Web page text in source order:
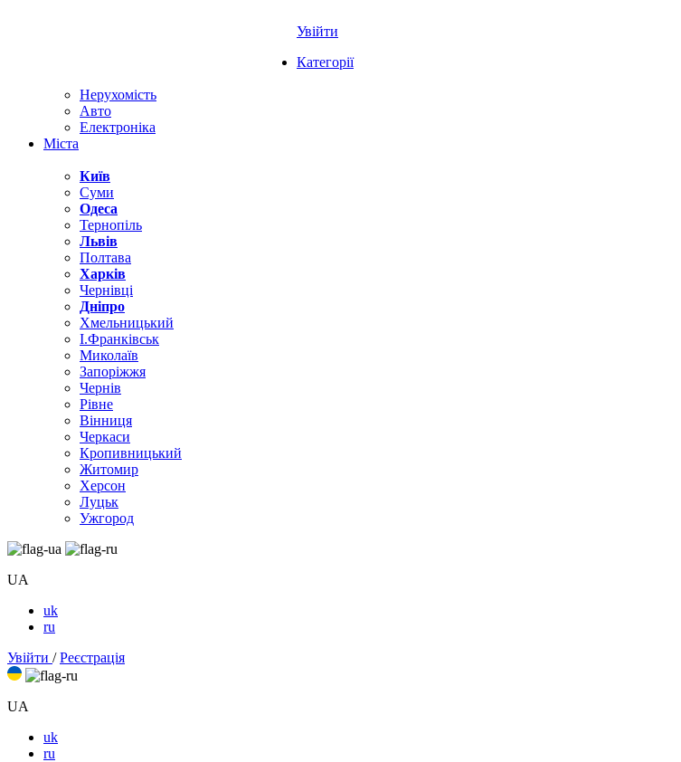
Увійти
Категорії
Нерухомість
Авто
Електроніка
Міста
Київ
Суми
Одеса
Тернопіль
Львів
Полтава
Харків
Чернівці
Дніпро
Хмельницький
І.Франківськ
Миколаїв
Запоріжжя
Чернів
Рівне
Вінниця
Черкаси
Кропивницький
Житомир
Херсон
Луцьк
Ужгород
UA
uk
ru
Увійти / Реєстрація
UA
uk
ru